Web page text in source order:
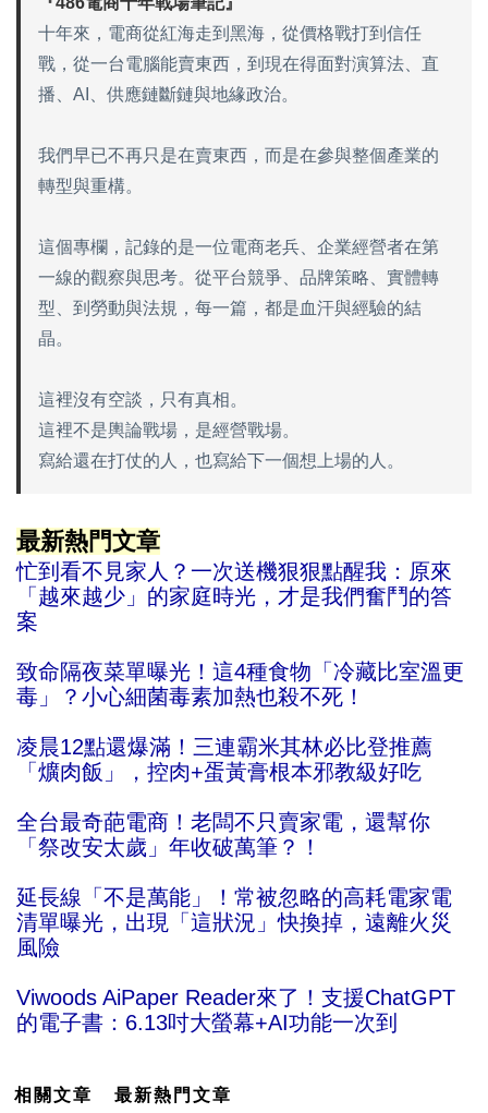
十年來，電商從紅海走到黑海，從價格戰打到信任
戰，從一台電腦能賣東西，到現在得面對演算法、直
播、AI、供應鏈斷鏈與地緣政治。
我們早已不再只是在賣東西，而是在參與整個產業的
轉型與重構。
這個專欄，記錄的是一位電商老兵、企業經營者在第
一線的觀察與思考。從平台競爭、品牌策略、實體轉
型、到勞動與法規，每一篇，都是血汗與經驗的結
晶。
這裡沒有空談，只有真相。
這裡不是輿論戰場，是經營戰場。
寫給還在打仗的人，也寫給下一個想上場的人。
最新熱門文章
忙到看不見家人？一次送機狠狠點醒我：原來
「越來越少」的家庭時光，才是我們奮鬥的答
案
致命隔夜菜單曝光！這4種食物「冷藏比室溫更
毒」？小心細菌毒素加熱也殺不死！
凌晨12點還爆滿！三連霸米其林必比登推薦
「爌肉飯」，控肉+蛋黃膏根本邪教級好吃
全台最奇葩電商！老闆不只賣家電，還幫你
「祭改安太歲」年收破萬筆？！
延長線「不是萬能」！常被忽略的高耗電家電
清單曝光，出現「這狀況」快換掉，遠離火災
風險
Viwoods AiPaper Reader來了！支援ChatGPT
的電子書：6.13吋大螢幕+AI功能一次到
相關文章 最新熱門文章